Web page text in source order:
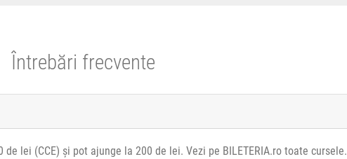
Întrebări frecvente
lei (CCE) și pot ajunge la 200 de lei. Vezi pe BILETERIA.ro toate cursele.